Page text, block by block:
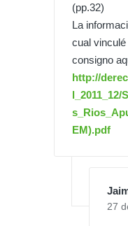
(pp.32)
La
cual
consigno
http://
l_2011_12/
EM).pdf
27